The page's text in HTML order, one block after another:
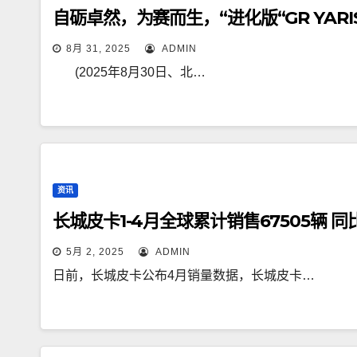
自砺卓然，为赛而生，“进化版“GR
8月 31, 2025 ADMIN
(2025年8月30日、北…
资讯
长城皮卡1-4月全球累计销售67505辆 同
5月 2, 2025 ADMIN
日前，长城皮卡公布4月销量数据，长城皮卡…